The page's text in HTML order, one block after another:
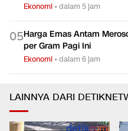
Ekonomi •dalam 5 jam
05Harga Emas Antam
per Gram Pagi Ini
Ekonomi •dalam 6 jam
LAINNYA DARI